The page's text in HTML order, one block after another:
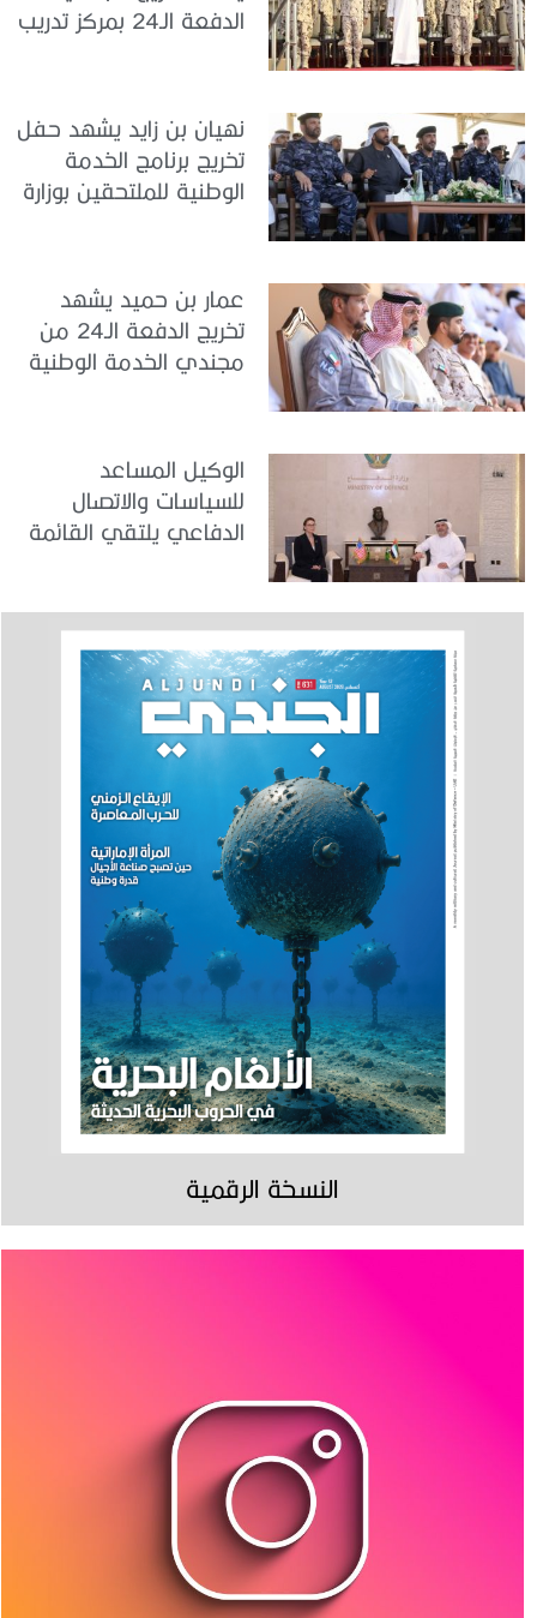
الدفعة الـ24 بمركز تدريب
نهيان بن زايد يشهد حفل
تخريج برنامج الخدمة
الوطنية للملتحقين بوزارة
عمار بن حميد يشهد
تخريج الدفعة الـ24 من
مجندي الخدمة الوطنية
الوكيل المساعد
للسياسات والاتصال
الدفاعي يلتقي القائمة
النسخة الرقمية